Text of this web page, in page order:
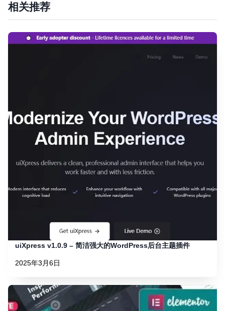
相关推荐
uiXpress v1.0.9 – 简洁强大的WordPress后台主题插件
2025年3月6日